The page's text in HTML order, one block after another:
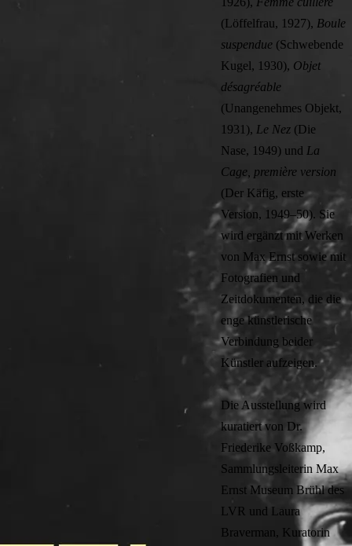
(Löffelfrau, 1927), Boule
suspendue (Schwebende
Kugel, 1930), Objet
désagréable
(Unangenehmes Objekt,
1931), Le Nez (Die
Nase, 1949) und La
Cage, première version
(Der Käfig, erste
Version, 1949–50). Sie
wird ergänzt mit Werken
von Max Ernst sowie mit
Fotografien und
Zeitdokumenten, die die
enge künstlerische
Verbindung beider
Künstler aufzeigen.
Die Ausstellung wird
kuratiert von Dr.
Friederike Voßkamp,
Sammlungsleiterin Max
Ernst Museum Brühl des
LVR und Laura
Braverman, Kuratorin